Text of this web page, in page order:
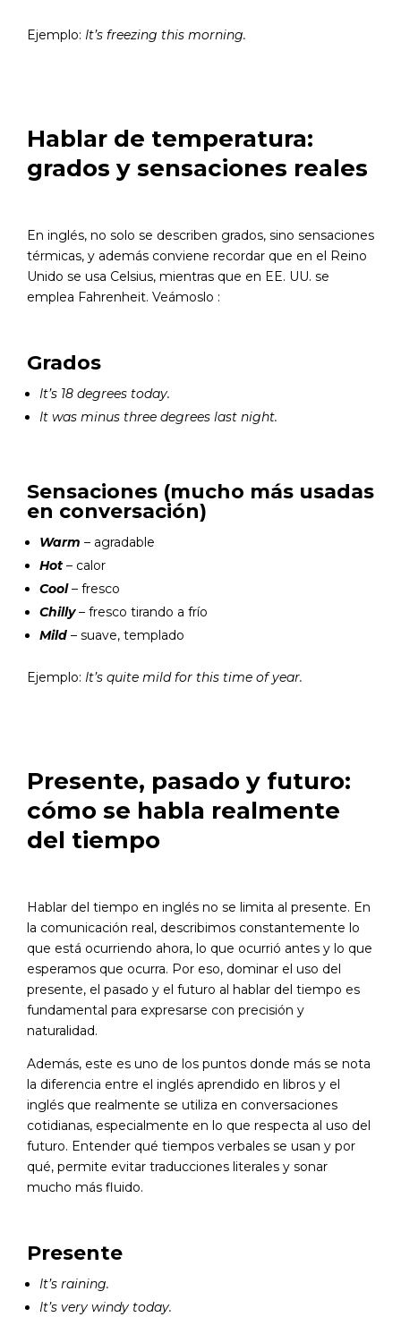
Ejemplo: It’s freezing this morning.
Hablar de temperatura:
grados y sensaciones reales
En inglés, no solo se describen grados, sino sensaciones
térmicas, y además conviene recordar que en el Reino
Unido se usa Celsius, mientras que en EE. UU. se
emplea Fahrenheit. Veámoslo :
Grados
It’s 18 degrees today.
It was minus three degrees last night.
Sensaciones (mucho más usadas
en conversación)
Warm – agradable
Hot – calor
Cool – fresco
Chilly – fresco tirando a frío
Mild – suave, templado
Ejemplo: It’s quite mild for this time of year.
Presente, pasado y futuro:
cómo se habla realmente
del tiempo
Hablar del tiempo en inglés no se limita al presente. En
la comunicación real, describimos constantemente lo
que está ocurriendo ahora, lo que ocurrió antes y lo que
esperamos que ocurra. Por eso, dominar el uso del
presente, el pasado y el futuro al hablar del tiempo es
fundamental para expresarse con precisión y
naturalidad.
Además, este es uno de los puntos donde más se nota
la diferencia entre el inglés aprendido en libros y el
inglés que realmente se utiliza en conversaciones
cotidianas, especialmente en lo que respecta al uso del
futuro. Entender qué tiempos verbales se usan y por
qué, permite evitar traducciones literales y sonar
mucho más fluido.
Presente
It’s raining.
It’s very windy today.